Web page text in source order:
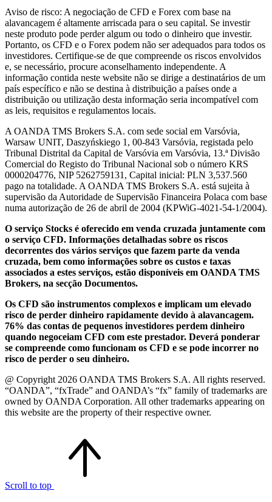
Aviso de risco: A negociação de CFD e Forex com base na
alavancagem é altamente arriscada para o seu capital. Se investir
neste produto pode perder algum ou todo o dinheiro que investir.
Portanto, os CFD e o Forex podem não ser adequados para todos os
investidores. Certifique-se de que compreende os riscos envolvidos
e, se necessário, procure aconselhamento independente. A
informação contida neste website não se dirige a destinatários de um
país específico e não se destina à distribuição a países onde a
distribuição ou utilização desta informação seria incompatível com
as leis, requisitos e regulamentos locais.
A OANDA TMS Brokers S.A. com sede social em Varsóvia,
Warsaw UNIT, Daszyńskiego 1, 00-843 Varsóvia, registada pelo
Tribunal Distrital da Capital de Varsóvia em Varsóvia, 13.ª Divisão
Comercial do Registo do Tribunal Nacional sob o número KRS
0000204776, NIP 5262759131, Capital inicial: PLN 3,537.560
pago na totalidade. A OANDA TMS Brokers S.A. está sujeita à
supervisão da Autoridade de Supervisão Financeira Polaca com base
numa autorização de 26 de abril de 2004 (KPWiG-4021-54-1/2004).
O serviço Stocks é oferecido em venda cruzada juntamente com
o serviço CFD. Informações detalhadas sobre os riscos
decorrentes dos vários serviços que fazem parte da venda
cruzada, bem como informações sobre os custos e taxas
associados a estes serviços, estão disponíveis em OANDA TMS
Brokers, na secção Documentos.
Os CFD são instrumentos complexos e implicam um elevado
risco de perder dinheiro rapidamente devido à alavancagem.
76% das contas de pequenos investidores perdem dinheiro
quando negoceiam CFD com este prestador. Deverá ponderar
se compreende como funcionam os CFD e se pode incorrer no
risco de perder o seu dinheiro.
@ Copyright 2026 OANDA TMS Brokers S.A. All rights reserved.
“OANDA”, “fxTrade” and OANDA’s “fx” family of trademarks are
owned by OANDA Corporation. All other trademarks appearing on
this website are the property of their respective owner.
Scroll to top